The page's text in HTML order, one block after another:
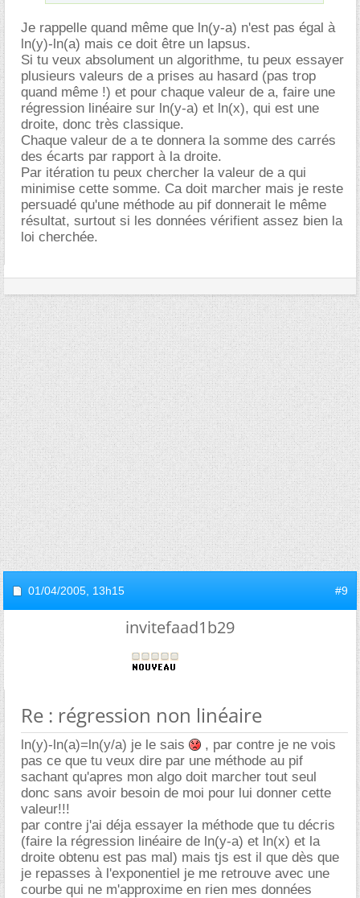
Je rappelle quand même que ln(y-a) n'est pas égal à
ln(y)-ln(a) mais ce doit être un lapsus.
Si tu veux absolument un algorithme, tu peux essayer
plusieurs valeurs de a prises au hasard (pas trop
quand même !) et pour chaque valeur de a, faire une
régression linéaire sur ln(y-a) et ln(x), qui est une
droite, donc très classique.
Chaque valeur de a te donnera la somme des carrés
des écarts par rapport à la droite.
Par itération tu peux chercher la valeur de a qui
minimise cette somme. Ca doit marcher mais je reste
persuadé qu'une méthode au pif donnerait le même
résultat, surtout si les données vérifient assez bien la
loi cherchée.
01/04/2005, 13h15 #9
invitefaad1b29
Re : régression non linéaire
ln(y)-ln(a)=ln(y/a) je le sais
, par contre je ne vois
pas ce que tu veux dire par une méthode au pif
sachant qu'apres mon algo doit marcher tout seul
donc sans avoir besoin de moi pour lui donner cette
valeur!!!
par contre j'ai déja essayer la méthode que tu décris
(faire la régression linéaire de ln(y-a) et ln(x) et la
droite obtenu est pas mal) mais tjs est il que dès que
je repasses à l'exponentiel je me retrouve avec une
courbe qui ne m'approxime en rien mes données